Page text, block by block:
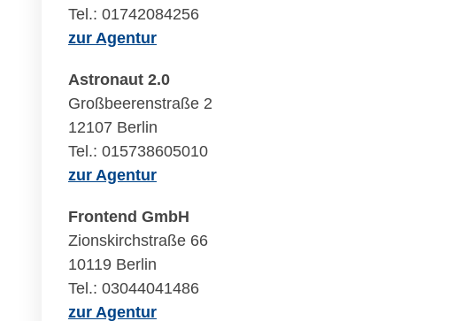
Tel.: 01742084256
zur Agentur
Astronaut 2.0
Großbeerenstraße 2
12107 Berlin
Tel.: 015738605010
zur Agentur
Frontend GmbH
Zionskirchstraße 66
10119 Berlin
Tel.: 03044041486
zur Agentur